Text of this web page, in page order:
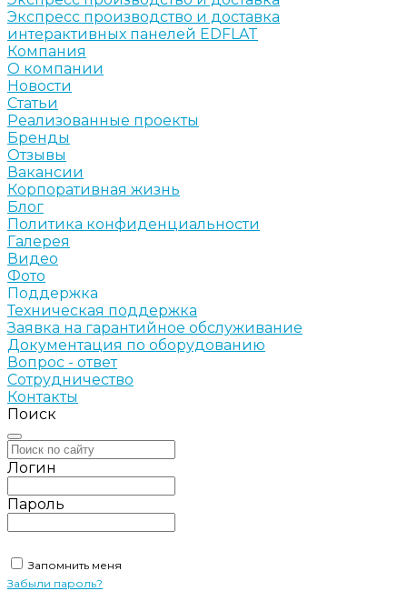
Экспресс производство и доставка
интерактивных панелей EDFLAT
Компания
О компании
Новости
Статьи
Реализованные проекты
Бренды
Отзывы
Вакансии
Корпоративная жизнь
Блог
Политика конфиденциальности
Галерея
Видео
Фото
Поддержка
Техническая поддержка
Заявка на гарантийное обслуживание
Документация по оборудованию
Вопрос - ответ
Сотрудничество
Контакты
Поиск
Логин
Пароль
Запомнить меня
Забыли пароль?